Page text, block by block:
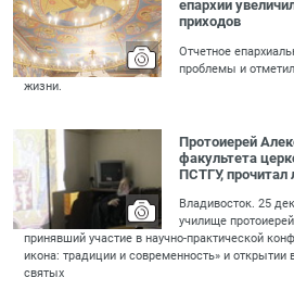
епархии
приходов
Отчетное
проблемы и
жизни.
Протоиерей
факультета
ПСТГУ, прочитал
Владивосток. 25
училище
принявший участие в научно-практической
икона: традиции и современность» и открытии
святых